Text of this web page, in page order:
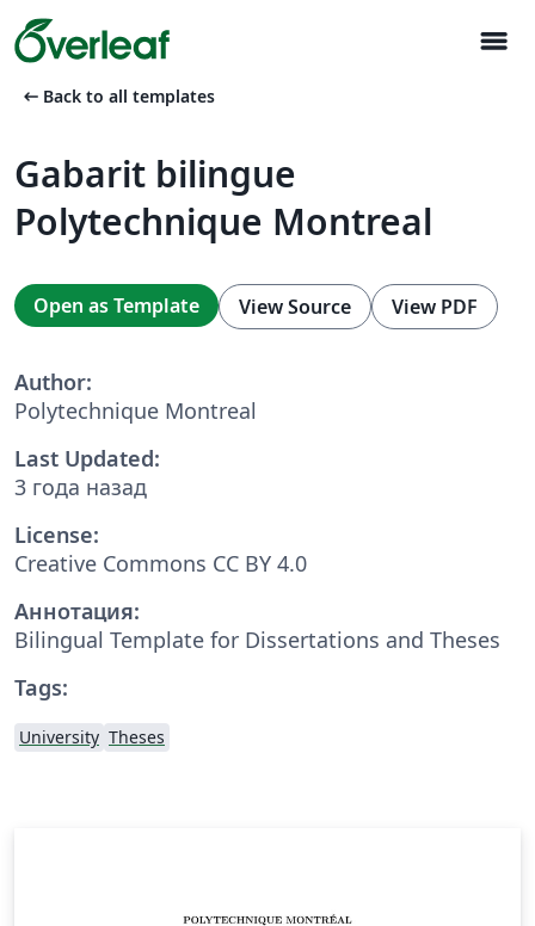
menu
arrow_left_alt Back to all templates
Gabarit bilingue
Polytechnique Montreal
Open as Template View Source View PDF
Author:
Polytechnique Montreal
Last Updated:
3 года назад
License:
Creative Commons CC BY 4.0
Аннотация:
Bilingual Template for Dissertations and Theses
Tags:
University Theses